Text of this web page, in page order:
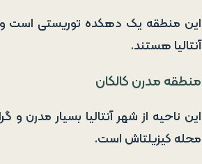
این منطقه یک دهکده توریستی است و
آنتالیا هستند.
منطقه مدرن کالکان
این ناحیه از شهر آنتالیا بسیار
محله کیزیلتاش است.